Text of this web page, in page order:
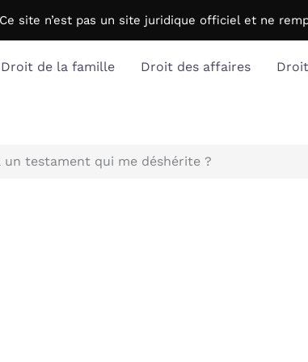
e site n’est pas un site juridique officiel et ne
Droit de la famille Droit des affaires
un testament qui me déshérite ?